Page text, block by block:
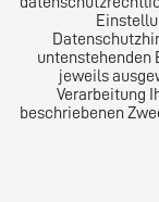
Impressum
Datenschutz
untenstehenden
jeweils
Verarbeitung
beschriebenen